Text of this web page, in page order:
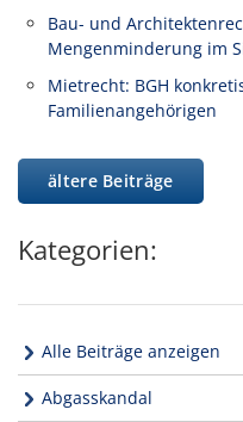
Bau- und
Mengenminderung im
Mietrecht: BGH
Familienangehörigen
ältere Beiträge
Kategorien:
Alle Beiträge anzeigen
Abgasskandal